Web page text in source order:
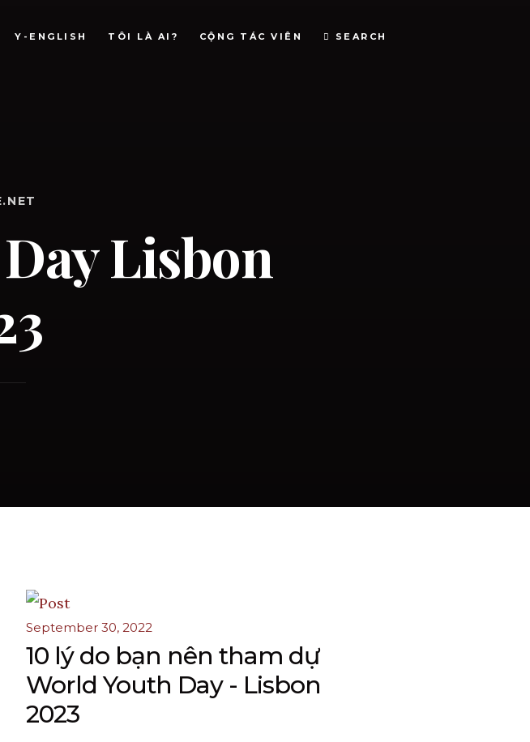
Y-ENGLISH TÔI LÀ AI? CỘNG TÁC VIÊN SEARCH
Lisbon
September 30, 2022
10 lý do bạn nên tham dự
World Youth Day - Lisbon
2023